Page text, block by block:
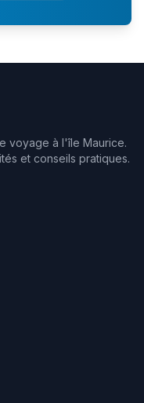
voyage à l'île Maurice.
et conseils pratiques.